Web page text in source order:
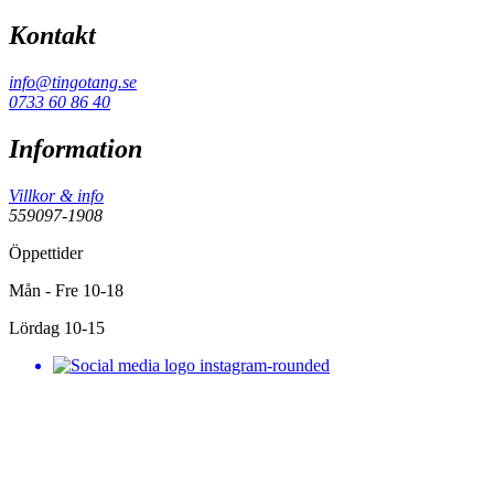
Kontakt
info@tingotang.se
0733 60 86 40
Information
Villkor & info
559097-1908
Öppettider
Mån - Fre 10-18
Lördag 10-15